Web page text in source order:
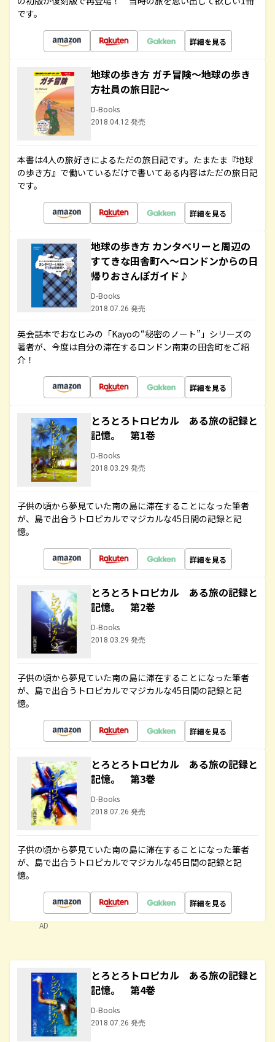
です。
詳細を見る
地球の歩き方 ガチ冒険～地球の歩き
方社員の旅日記～
D-Books
2018.04.12 発売
本書は4人の旅好きによるただの旅日記です。たまたま『地球
の歩き方』で働いているだけで書いてある内容はただの旅日記
です。
詳細を見る
地球の歩き方 カンタベリーと周辺の
すてきな田舎町へ～ロンドンからの日
帰りおさんぽガイド♪
D-Books
2018.07.26 発売
英会話本でおなじみの「Kayoの“秘密のノート”」シリーズの
著者が、今度は自分の滞在するロンドン南東の田舎町をご紹
介！
詳細を見る
とろとろトロピカル ある旅の記録と
記憶。 第1巻
D-Books
2018.03.29 発売
子供の頃から夢見ていた南の島に滞在することになった筆者
が、島で出合うトロピカルでマジカルな45日間の記録と記
憶。
詳細を見る
とろとろトロピカル ある旅の記録と
記憶。 第2巻
D-Books
2018.03.29 発売
子供の頃から夢見ていた南の島に滞在することになった筆者
が、島で出合うトロピカルでマジカルな45日間の記録と記
憶。
詳細を見る
とろとろトロピカル ある旅の記録と
記憶。 第3巻
D-Books
2018.07.26 発売
子供の頃から夢見ていた南の島に滞在することになった筆者
が、島で出合うトロピカルでマジカルな45日間の記録と記
憶。
詳細を見る
AD
とろとろトロピカル ある旅の記録と
記憶。 第4巻
D-Books
2018.07.26 発売